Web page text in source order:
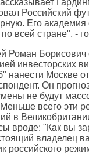
Российский
Его академия
всей стране", -
Роман Борисович
инвесторских
нанести Москве
Он
не будут
всего эти
в
вроде: "Как вы
владелец
российского